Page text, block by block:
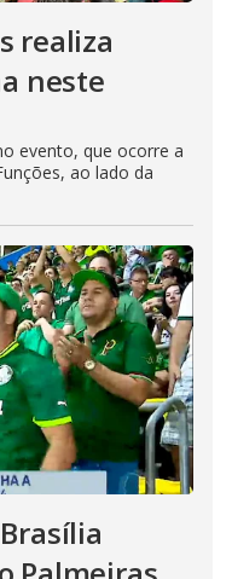
realiza
neste
evento, que ocorre a
ao lado da